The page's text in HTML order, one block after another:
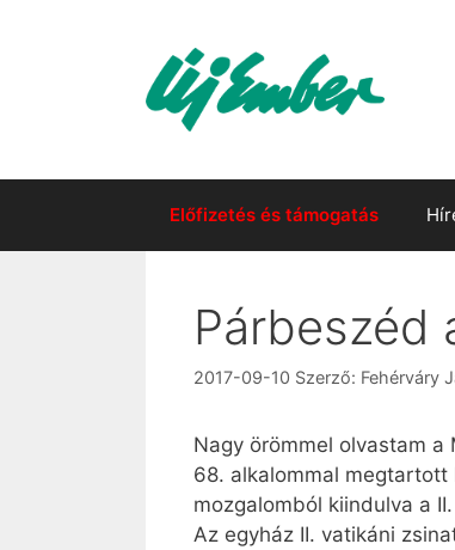
Előfizetés és támogatás
Párbeszéd
2017-09-10 Szerző: Fehérváry
Nagy örömmel olvastam a
68. alkalommal
mozgalomból kiindulva a
Az egyház II. vatikáni